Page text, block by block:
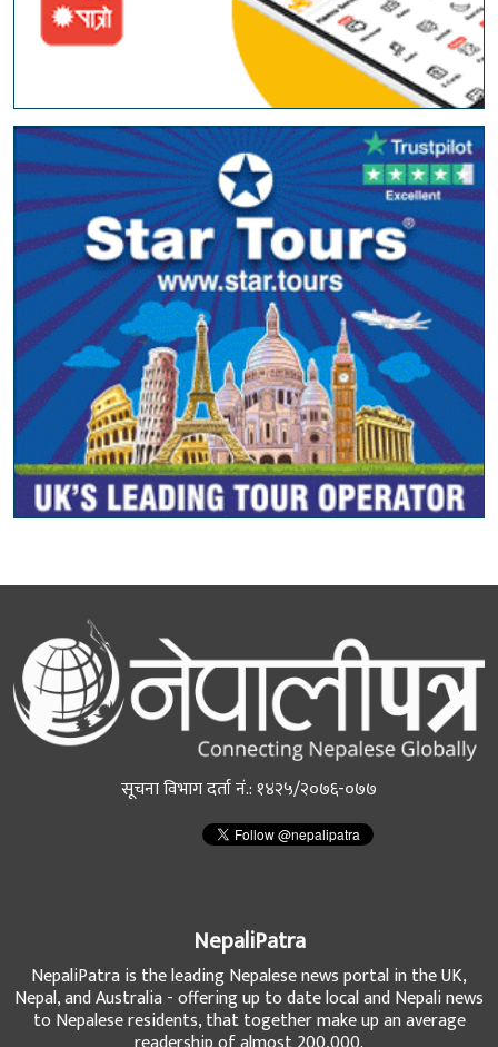
सूचना विभाग दर्ता नं.: १४२५/२०७६-०७७
NepaliPatra
NepaliPatra is the leading Nepalese news portal in the UK,
Nepal, and Australia - offering up to date local and Nepali news
to Nepalese residents, that together make up an average